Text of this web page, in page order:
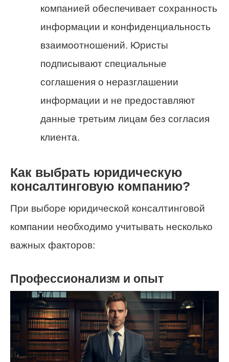
компанией обеспечивает сохранность
информации и конфиденциальность
взаимоотношений. Юристы
подписывают специальные
соглашения о неразглашении
информации и не предоставляют
данные третьим лицам без согласия
клиента.
Как выбрать юридическую
консалтинговую компанию?
При выборе юридической консалтинговой
компании необходимо учитывать несколько
важных факторов:
Профессионализм и опыт